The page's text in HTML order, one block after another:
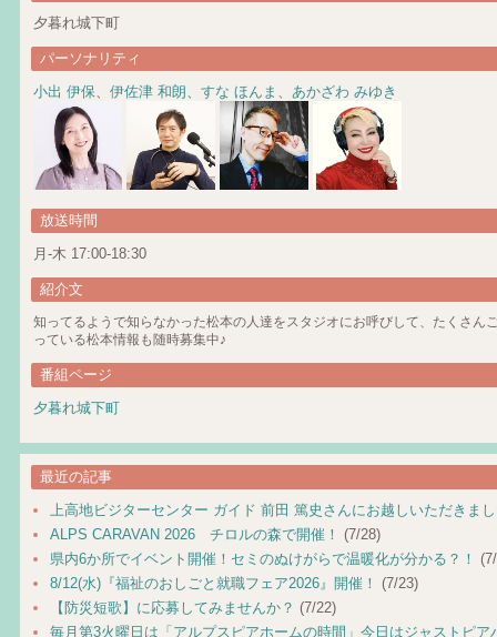
夕暮れ城下町
パーソナリティ
小出 伊保、 伊佐津 和朗、 すな ほんま 、 あかざわ みゆき
放送時間
月-木 17:00-18:30
紹介文
知ってるようで知らなかった松本の人達をスタジオにお呼びして、たくさん
っている松本情報も随時募集中♪
番組ページ
夕暮れ城下町
最近の記事
上高地ビジターセンター ガイド 前田 篤史さんにお越しいただきま
ALPS CARAVAN 2026 チロルの森で開催！ (7/28)
県内6か所でイベント開催！セミのぬけがらで温暖化が分かる？！
8/12(水)『福祉のおしごと就職フェア2026』開催！ (7/23)
【防災短歌】に応募してみませんか？ (7/22)
毎月第3火曜日は「アルプスピアホームの時間」今日はジャストピア